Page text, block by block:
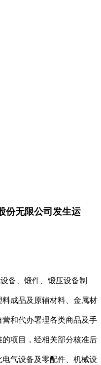
份无限公司发生运
、锻件、锻压设备制
成品及原辅材料、金属材
和代办署理各类商品及手
项目，经相关部分核准后
气设备及零配件、机械设